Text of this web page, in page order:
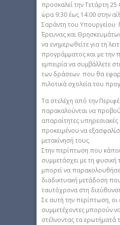
προσκαλεί την Τετάρτη
ώρα 9:30 έως 14:00 στην
Σαράντη του Υπουργείου
Έρευνας και
να ενημερωθείτε για τη
προγράμματος και με την
εμπειρία να συμβάλλετε
των δράσεων που θα
πιλοτικά σχολεία του
Τα στελέχη από την
παρακαλούνται να
απαραίτητες υπηρεσιακές
προκειμένου να
μετακίνησή τους.
Στην περίπτωση που
συμμετάσχει με τη
μπορεί να
διαδικτυακή μετάδοση
ταυτόχρονα στη
Σε αυτή την περίπτωση,
συμμετέχοντες μπορούν
στέλνοντας τα ερωτήματά